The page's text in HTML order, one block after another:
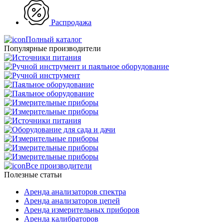
Распродажа
Полный каталог
Популярные производители
Все производители
Полезные статьи
Аренда анализаторов спектра
Аренда анализаторов цепей
Аренда измерительных приборов
Аренда калибраторов